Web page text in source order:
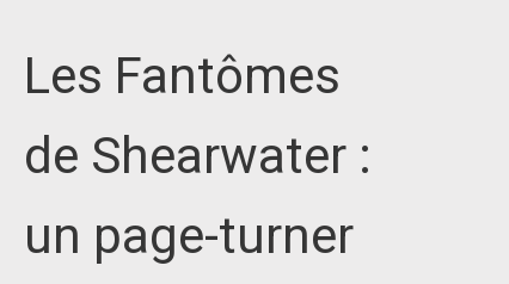
Les Fantômes
de Shearwater :
un page-turner